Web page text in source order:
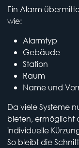
Ein Alarm
wie:
Alarmtyp
Gebäude
Station
Raum
Name und
Da viele Systeme
bieten, ermöglicht
individuelle
So bleibt die